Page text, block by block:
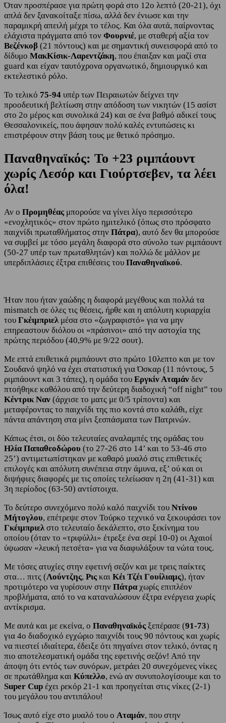
Όταν προσπέρασε για πρώτη φορά στο 12ο λεπτό (20-21), όχι
απλά δεν ξανακοίταξε πίσω, αλλά δεν ένιωσε και την
παραμικρή απειλή μέχρι το τέλος. Και όλα αυτά, παίρνοντας
ελάχιστα πράγματα από τον Φουρνιέ, με σταθερή αξία τον
Βεζένκοβ (21 πόντους) και με σημαντική συνεισφορά από το
δίδυμο ΜακΚίσικ-Λαρεντζάκη, που έπαιξαν και μαζί στα
guard και είχαν ταυτόχρονα οργανωτικό, δημιουργικό και
εκτελεστικό ρόλο.
Το τελικό 75-94 υπέρ των Πειραιωτών δείχνει την
προοδευτική βελτίωση στην απόδοση των νικητών (15 ασίστ
στο 2ο μέρος και συνολικά 24) και σε ένα βαθμό αδικεί τους
Θεσσαλονικείς, που άφησαν πολύ καλές εντυπώσεις κι
επιστρέφουν στην βάση τους με θετικό πρόσημο.
Παναθηναϊκός: Το +23 ριμπάουντ
χωρίς Λεσόρ και Γιούρτσεβεν, τα λέει
όλα!
Αν ο Προμηθέας μπορούσε να γίνει λίγο περισσότερο
«ενοχλητικός» στον πρώτο ημιτελικό (όπως στο πρόσφατο
παιχνίδι πρωταθλήματος στην Πάτρα), αυτό δεν θα μπορούσε
να συμβεί με τόσο μεγάλη διαφορά στο σύνολο των ριμπάουντ
(50-27 υπέρ των πρωταθλητών) και πολλώ δε μάλλον με
υπερδιπλάσιες έξτρα επιθέσεις του Παναθηναϊκού.
Ήταν που ήταν χαώδης η διαφορά μεγέθους και πολλά τα
mismatch σε όλες τις θέσεις, ήρθε και η απόλυτη κυριαρχία
του Γκέιμπριελ μέσα στο «ζωγραφιστό» για να μην
επηρεαστουν διόλου οι «πράσινοι» από την αστοχία της
πρώτης περιόδου (40,9% με 9/22 σουτ).
Με επτά επιθετικά ριμπάουντ στο πρώτο 10λεπτο και με τον
Σουδανό ψηλό να έχει στατιστική για Όσκαρ (11 πόντους, 5
ριμπάουντ και 3 τάπες), η ομάδα του Εργκίν Αταμάν δεν
πτοήθηκε καθόλου από την δεύτερη διαδοχική “off night” του
Κέντρικ Ναν (άρχισε το ματς με 0/5 τρίποντα) και
μεταφέροντας το παιχνίδι της πιο κοντά στο καλάθι, είχε
πάντα απάντηση στα μίνι ξεσπάσματα των Πατρινών.
Κάπως έτσι, οι δύο τελευταίες αναλαμπές της ομάδας του
Ηλία Παπαθεοδώρου (το 27-26 στο 14’ και το 53-46 στο
25’) αντιμετωπίστηκαν με καθαρό μυαλό στις επιθετικές
επιλογές και απόλυτη συνέπεια στην άμυνα, εξ’ ού και οι
διψήφιες διαφορές με τις οποίες τελείωσαν η 2η (41-31) και
3η περίοδος (63-50) αντίστοιχα.
Το δεύτερο συνεχόμενο πολύ καλό παιχνίδι του Ντίνου
Μήτογλου, επέτρεψε στον Τούρκο τεχνικό να ξεκουράσει τον
Γκέιμπριελστο τελευταίο δεκάλεπτο, στο ξεκίνημα του
οποίου (όταν το «τριφύλλι» έτρεξε ένα σερί 10-0) οι Αχαιοί
ύψωσαν «λευκή πετσέτα» για να διαφυλάξουν τα νώτα τους.
Με τόσες ατυχίες στην εφετινή σεζόν και με τρεις παίκτες
στα… πιτς (Λούντζης, Ρις και Κέι Τζέι Γουίλιαμς), ήταν
προτιμότερο να γυρίσουν στην Πάτραχωρίς επιπλέον
προβλήματα, από το να καταναλώσουν έξτρα ενέργεια χωρίς
αντίκρισμα.
Με αυτά και με εκείνα, ο Παναθηναϊκός ξεπέρασε (91-73)
για 4ο διαδοχικό εγχώριο παιχνίδι τους 90 πόντους και χωρίς
να πιεστεί ιδιαίτερα, έδειξε ότι πηγαίνει στον τελικό, όντας η
πιο αποτελεσματική ομάδα της εφετινής σεζόν! Από την
άποψη ότι εντός των συνόρων, μετράει 20 συνεχόμενες νίκες
σε πρωτάθλημα και Κύπελλο, ενώ αν συνυπολογίσουμε και το
Super Cup έχει ρεκόρ 21-1 και προηγείται στις νίκες (2-1)
του μεγάλου του αντιπάλου!
Ίσως αυτό είχε στο μυαλό του ο Αταμάν, που στην